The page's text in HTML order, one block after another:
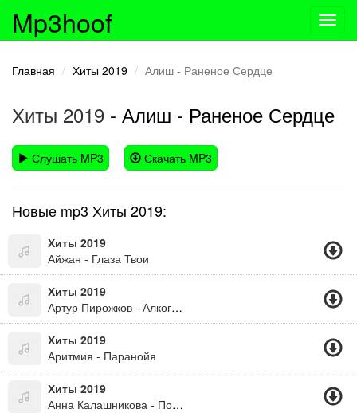
Mp3hoof
Главная Хиты 2019 Алиш - Раненое Сердце
Хиты 2019 - Алиш - Раненое Сердце
Слушать MP3 Скачать MP3
Новые mp3 Хиты 2019:
Хиты 2019
Айжан - Глаза Твои
Хиты 2019
Артур Пирожков - Алкоголичка
Хиты 2019
Аритмия - Паранойя
Хиты 2019
Анна Калашникова - По Любви